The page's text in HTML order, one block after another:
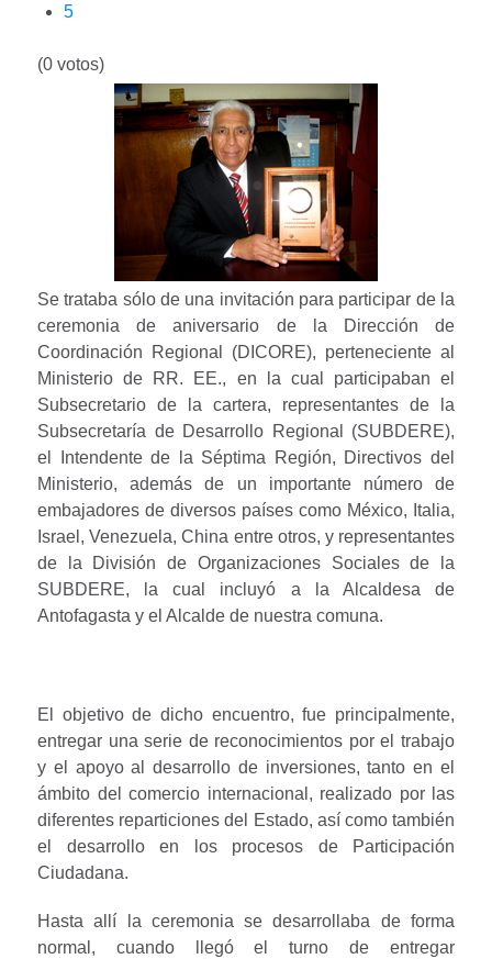
5
(0 votos)
Se trataba sólo de una invitación para participar de la
ceremonia de aniversario de la Dirección de
Coordinación Regional (DICORE), perteneciente al
Ministerio de RR. EE., en la cual participaban el
Subsecretario de la cartera, representantes de la
Subsecretaría de Desarrollo Regional (SUBDERE),
el Intendente de la Séptima Región, Directivos del
Ministerio, además de un importante número de
embajadores de diversos países como México, Italia,
Israel, Venezuela, China entre otros, y representantes
de la División de Organizaciones Sociales de la
SUBDERE, la cual incluyó a la Alcaldesa de
Antofagasta y el Alcalde de nuestra comuna.
El objetivo de dicho encuentro, fue principalmente,
entregar una serie de reconocimientos por el trabajo
y el apoyo al desarrollo de inversiones, tanto en el
ámbito del comercio internacional, realizado por las
diferentes reparticiones del Estado, así como también
el desarrollo en los procesos de Participación
Ciudadana.
Hasta allí la ceremonia se desarrollaba de forma
normal, cuando llegó el turno de entregar